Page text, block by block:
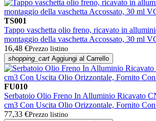
TS001
Tappo vaschetta olio freno, ricavato in
montaggio della vaschetta Accossato, 30 ml
16,48 €Prezzo listino
shopping_cart Aggiungi al Carrello
FU010
Serbatoio Olio Freno In Alluminio Ricavato
cm3 Con Uscita Olio Orizzontale, Fornito
77,33 €Prezzo listino